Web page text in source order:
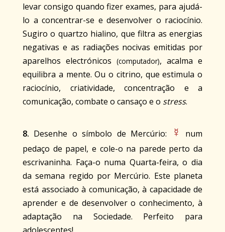
levar consigo quando fizer exames, para ajudá-
lo a concentrar-se e desenvolver o raciocínio.
Sugiro o quartzo hialino, que filtra as energias
negativas e as radiações nocivas emitidas por
aparelhos electrónicos (computador), acalma e
equilibra a mente. Ou o citrino, que estimula o
raciocínio, criatividade, concentração e a
comunicação, combate o cansaço e o stress.
8. Desenhe o símbolo de Mercúrio: ☿
num
pedaço de papel, e cole-o na parede perto da
escrivaninha. Faça-o numa Quarta-feira, o dia
da semana regido por Mercúrio. Este planeta
está associado à comunicação, à capacidade de
aprender e de desenvolver o conhecimento, à
adaptação na Sociedade. Perfeito para